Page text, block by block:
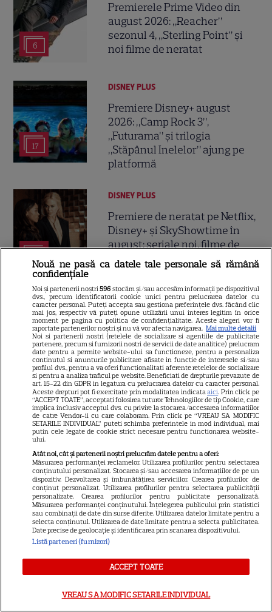
6
Premierele Prime Video din
august 2026: „Reacher”
sezonul 4, „Sterling Point” și
noi filme de neratat
17
DISNEY PLUS
Premiere Disney+ august
2026: „Camp Rock 3”,
„Futurama” și trilogia
„Stăpânul Inelelor” ajung pe
platformă
DISNEY PLUS
Premiere de neratat pe Netflix,
Disney+ și SkyShowtime în
august: seriale noi, filme de
colecție și vedete de top
5
CINEMA
Eli Roth revine cu „Omul cu
înghețata mortală”. Filmul
horror în care copiii devin
criminali după ce mănâncă
înghețată
16
NETFLIX
Noutăți Netflix în august 2026:
Robert De Niro, „Nosferatu” și
noile sezoane din „Outer
Banks” și „Un veac de
singurătate”
14
VEDETE STRĂINE
Sean Astin din „Stăpânul
Inelelor” a fost nevoit să își
vândă casa din cauza
salariului mic: Câți bani a
primit de fapt
Nouă ne pasă ca datele tale personale să rămână
confidențiale
Noi și partenerii noștri596 stocăm și/sau accesăm informații pe dispozitivul
dvs., precum identificatorii cookie unici pentru prelucrarea datelor cu
caracter personal. Puteți accepta sau gestiona preferințele dvs. făcând clic
mai jos, respectiv vă puteți opune utilizării unui interes legitim în orice
moment pe pagina cu politica de confidențialitate. Aceste alegeri vor fi
raportate partenerilor noștri și nu vă vor afecta navigarea. Mai multe detalii
Noi si partenerii nostri (retelele de socializare si agentiile de publicitate
partenere, precum si furnizorii nostri de servicii de date analitice) prelucram
date pentru a permite website-ului sa functioneze, pentru a personaliza
continutul si anunturile publicitare afisate in functie de interesele si/sau
profilul dvs., pentru a va oferi functionalitati aferente retelelor de socializare
si pentru a analiza traficul pe website. Beneficiati de drepturile prevazute de
art. 15-22 din GDPR in legatura cu prelucrarea datelor cu caracter personal.
Aceste drepturi pot fi exercitate prin modalitatea indicataaici. Prin click pe
“ACCEPT TOATE”, acceptati folosirea tuturor Tehnologiilor de tip Cookie, care
implica inclusiv acceptul dvs. cu privire la stocarea/accesarea informatiilor
de catre Vendor-ii cu care colaboram. Prin click pe “VREAU SA MODIFIC
SETARILE INDIVIDUAL” puteti schimba preferintele in mod individual, mai
putin cele legate de cookie strict necesare pentru functionarea website-
ului.
Atât noi, cât și partenerii noștri prelucrăm datele pentru a oferi:
Măsurarea performanței reclamelor. Utilizarea profilurilor pentru selectarea
conținutului personalizat. Stocarea și/sau accesarea informațiilor de pe un
dispozitiv. Dezvoltarea și îmbunătățirea serviciilor. Crearea profilurilor de
conținut personalizat. Utilizarea profilurilor pentru selectarea publicității
personalizate. Crearea profilurilor pentru publicitate personalizată.
Măsurarea performanței conținutului. Înțelegerea publicului prin statistici
sau combinații de date din surse diferite. Utilizarea datelor limitate pentru a
selecta conținutul. Utilizarea de date limitate pentru a selecta publicitatea.
Date precise de geolocație și identificarea prin scanarea dispozitivului.
Listă parteneri (furnizori)
ACCEPT TOATE
VREAU SA MODIFIC SETARILE INDIVIDUAL